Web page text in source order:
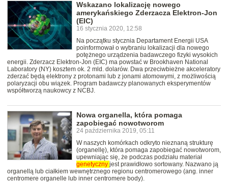
Wskazano lokalizację nowego
amerykańskiego Zderzacza Elektron-Jon
(EIC)
16 stycznia 2020, 12:58
Na początku stycznia Departament Energii USA
poinformował o wybraniu lokalizacji dla nowego
potężnego urządzenia badawczego fizyki wysokich
energii. Zderzacz Elektron-Jon (EIC) ma powstać w Brookhaven National
Laboratory (NY) kosztem ok. 2 mld. dolarów. Dwa przeciwbieżne akceleratory
zderzać będą elektrony z protonami lub z jonami atomowymi, z możliwością
polaryzacji obu wiązek. Program badawczy planowanych eksperymentów
współtworzą naukowcy z NCBJ.
Nowa organella, która pomaga
zapobiegać nowotworom
24 października 2019, 05:11
W naszych komórkach odkryto nieznaną strukturę
(organellę), która pomaga zapobiegać nowotworom,
upewniając się, że podczas podziału materiał
genetyczny jest prawidłowo sortowany. Nazwano ją
organellą lub ciałkiem wewnętrznego regionu centromerowego (ang. inner
centromere organelle lub inner centromere body).